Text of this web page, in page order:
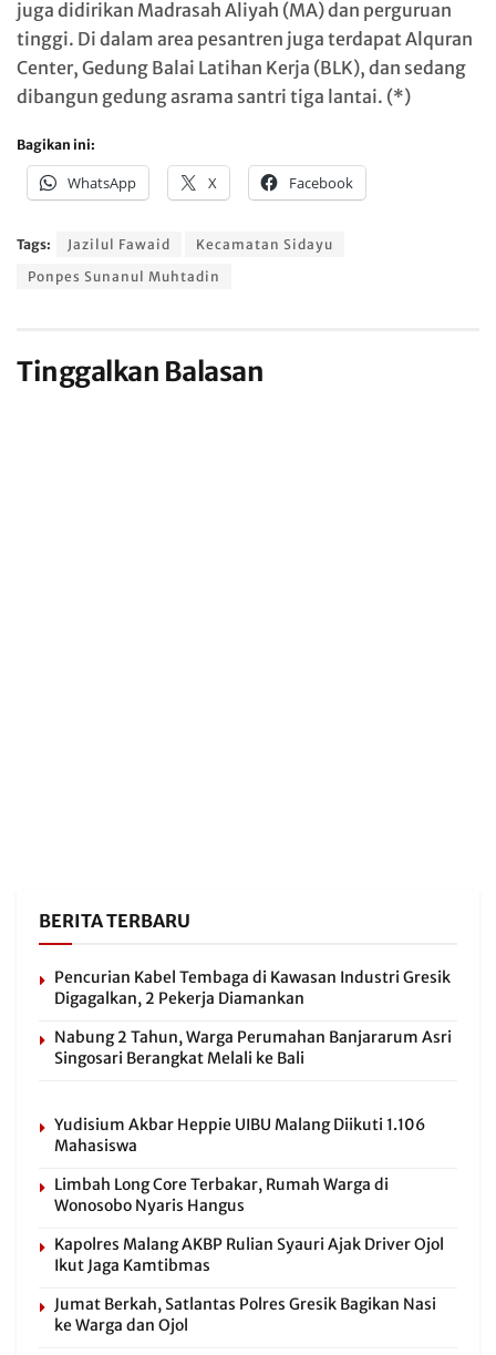
juga didirikan Madrasah Aliyah (MA) dan perguruan
tinggi. Di dalam area pesantren juga terdapat Alquran
Center, Gedung Balai Latihan Kerja (BLK), dan sedang
dibangun gedung asrama santri tiga lantai. (*)
Bagikan ini:
WhatsApp X Facebook
Tags: Jazilul Fawaid
Kecamatan Sidayu
Ponpes Sunanul Muhtadin
Tinggalkan Balasan
BERITA TERBARU
Pencurian Kabel Tembaga di Kawasan Industri Gresik
Digagalkan, 2 Pekerja Diamankan
Nabung 2 Tahun, Warga Perumahan Banjararum Asri
Singosari Berangkat Melali ke Bali
Yudisium Akbar Heppie UIBU Malang Diikuti 1.106
Mahasiswa
Limbah Long Core Terbakar, Rumah Warga di
Wonosobo Nyaris Hangus
Kapolres Malang AKBP Rulian Syauri Ajak Driver Ojol
Ikut Jaga Kamtibmas
Jumat Berkah, Satlantas Polres Gresik Bagikan Nasi
ke Warga dan Ojol